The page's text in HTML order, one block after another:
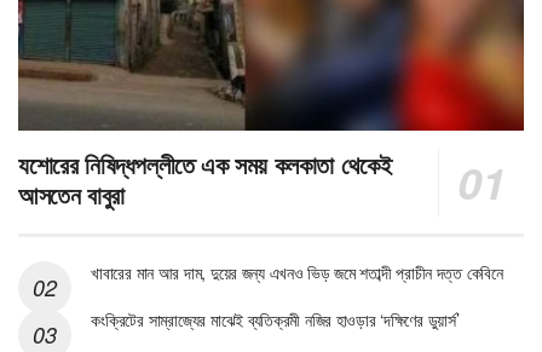
যশোরের নিষিদ্ধপল্লীতে এক সময় কলকাতা থেকেই
আসতেন বাবুরা
খাবারের মান আর দাম, দুয়ের জন্য এখনও ভিড় জমে শতাব্দী প্রাচীন দত্ত কেবিনে
কংক্রিটের সাম্রাজ্যের মাঝেই ব্যতিক্রমী নজির হাওড়ার ‘দক্ষিণের ডুয়ার্স’